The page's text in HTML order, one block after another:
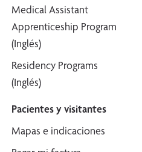
Medical Assistant
Apprenticeship Program
(Inglés)
Residency Programs
(Inglés)
Pacientes y visitantes
Mapas e indicaciones